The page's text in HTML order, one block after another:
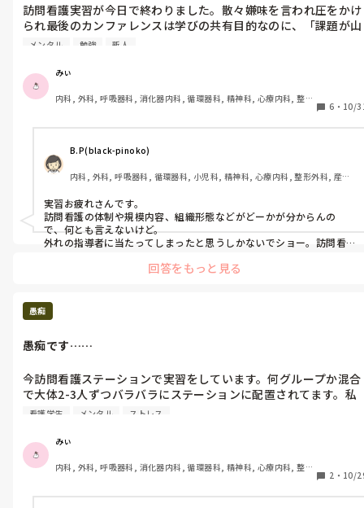
た。
何なんですかね。濃厚接触者の定義見ろって散々いってくるくせ
す。
ストレスすぎる。来週から実習なのに事前学習ファイル返却され
訪問看護実習が今日で終わりました。散々嫌味を言われ圧をかけ
られ最後のカンファレンスは学びの共有目的なのに、「課題が山
盛りで大変だね。」とだけ言われました。
私は初めて毎日患者が4-5人変わる体験をしました。本当に学習
が大変でした。でも患者さんの安全安楽のためにも限界まで勉強
してから臨んだつもりです。でも指導者からは「こんなことも勉
例えば脳梗塞片麻痺で上司拘縮あり、筋緊張が強く手が開かない
方がいました。私は事前に調べた時、腕は肩関節の動きと肘関節
の伸展の向きを利用して伸展させること、母指球を押して親指を
とを知りました。実際は上手くいかず指導者にやってもらって一
瞬で開きました。その後の振り返りで「拘縮あるのは知ってるよ
ね？なんで調べてこなかったの？」と言われたので前述した学習
ん。私がやったら一瞬であいたけど。最終日なのに残念だね。」
私は学生です。学生の立場に甘えてる訳ではありませんが、経験
実習に行きました。
拘縮患者さんの手を開ける、肘関節を伸展させることはすぐにで
きるのが当たり前なのでしょうか？優先順位の判断は学生の内に
完璧にできるのが普通ですか？
昔は当たり前に経験できたことが今の学生はできないことをわか
っていらっしゃらないのか、私が知らないだけでできて当たり前
のことなのか…疑問に思いました。
メンタル 勉強 新人
みぃ
内科, 外科, 呼吸器科, 消化器内科, 循環器科, 精神科, 心療内科, 整形
科, 消化器外科, 一般病院, 慢性期, 回復期, 終末期, オペ室, 透析
6 ・ 10/
B.P(black-pinoko)
内科, 外科, 呼吸器科, 循環器科, 小児科, 精神科, 心療内科, 整形外科, 産
ICU, CCU, その他の科, 神経内科, 脳神経外科, NICU, GCU, SCU, 看護多
機能, 助産師
実習お疲れさんです。
訪問看護の体制や規模内容、組織形態などがどーかが分からんの
で、何とも言えないけど。
外れの指導者に当たってしまったと思うしかないでショー。訪問看
自己満足的なとこもあり、要は利用者がどうか？その利用者にあっ
なんぼの世界。臨床現場とは違うとこやね。
実習生を鼻から見下してるのは指導者失格でしょ❗なぜ選ばれたか、
なる人はいるもの。
あなた自身がそー言う看護師にならないよーにすれば良いと思いま
すよ。世の中色んな看護師がいますから、選べない患者さんにとっ
てどーあるべきか、ではないでショーかね～。
良いとこを吸収して、私はこうありたいって思いながら学んで行って
現場でお待ちしております❗
まっ、参考程度に。
回答をもっと見る
愚痴
愚痴です……
今訪問看護ステーションで実習をしています。何グループか混合
で大体2-3人ずつバラバラにステーションに配置されてます。私
のところは地元で怖いで有名な訪看ステーションで2人きりで実
何が怖いんだろうって思っていましたが、かなり厳しい指導でし
た。勿論、言われてることは全て的確なアドバイスなんです。で
看護学生 メンタル ストレス
みぃ
内科, 外科, 呼吸器科, 消化器内科, 循環器科, 精神科, 心療内科, 整形
科, 消化器外科, 一般病院, 慢性期, 回復期, 終末期, オペ室, 透析
2 ・ 10/